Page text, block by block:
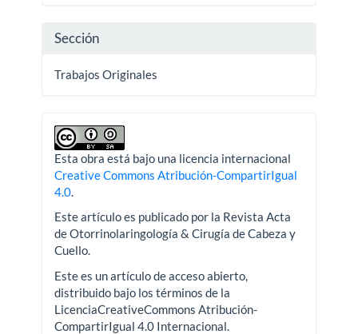
Sección
Trabajos Originales
Esta obra está bajo una licencia internacional
Creative Commons Atribución-CompartirIgual
4.0.
Este artículo es publicado por la Revista Acta
de Otorrinolaringología & Cirugía de Cabeza y
Cuello.
Este es un artículo de acceso abierto,
distribuido bajo los términos de la
LicenciaCreativeCommons Atribución-
CompartirIgual 4.0 Internacional.